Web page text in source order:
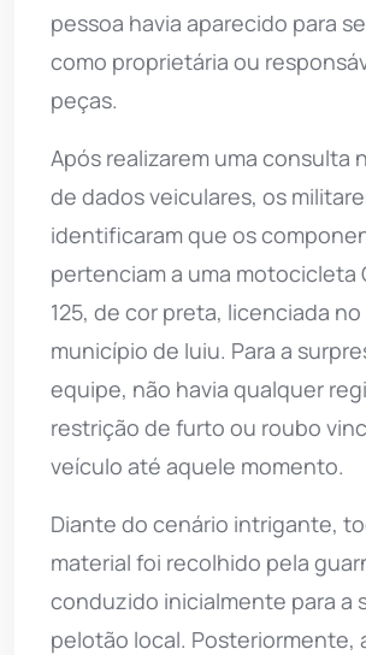
pessoa havia aparecido para
como proprietária ou
peças.
Após realizarem uma consulta
de dados veiculares, os
identificaram que os
pertenciam a uma motocicleta
125, de cor preta, licenciada
município de Iuiu. Para a
equipe, não havia qualquer
restrição de furto ou roubo
veículo até aquele momento.
Diante do cenário intrigante,
material foi recolhido pela
conduzido inicialmente para a
pelotão local. Posteriormente,